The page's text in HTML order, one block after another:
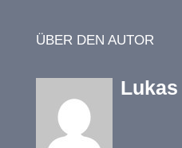
ÜBER DEN AUTOR